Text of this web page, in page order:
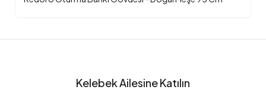
Kelebek Ailesine Katılın